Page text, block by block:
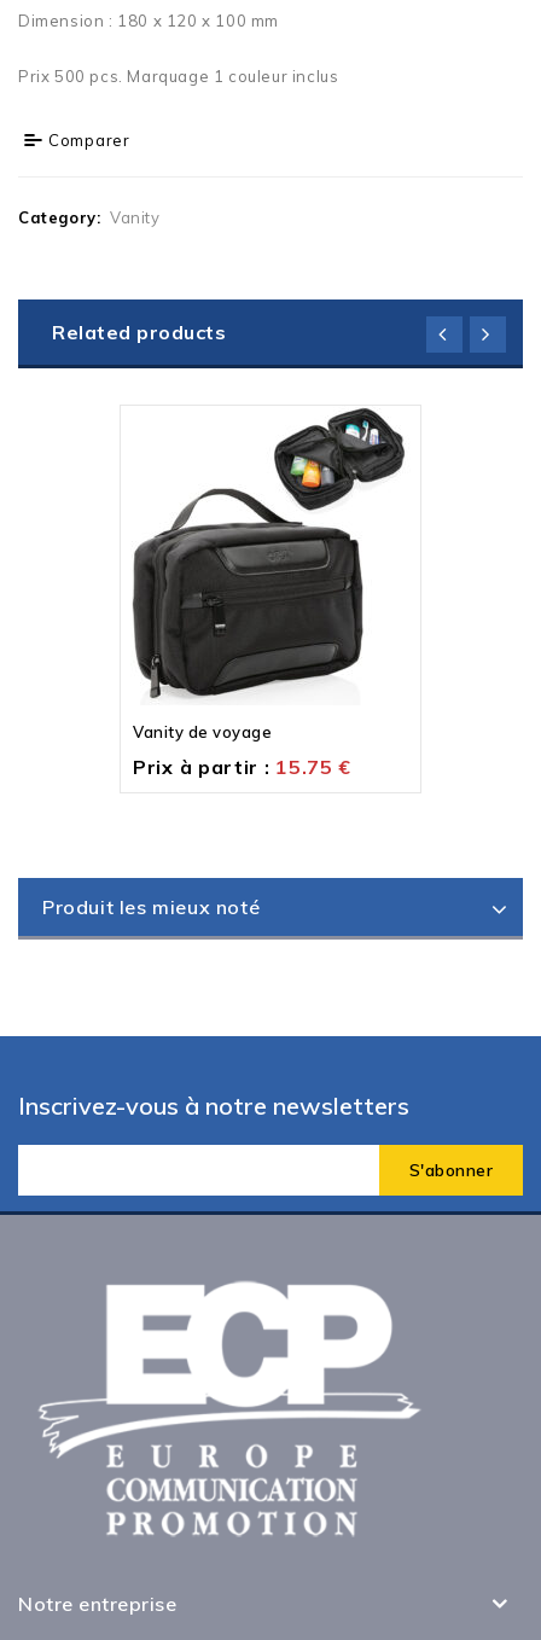
Dimension : 180 x 120 x 100 mm
Prix 500 pcs. Marquage 1 couleur inclus
Comparer
Category: Vanity
Related products
Vanity de voyage
Prix à partir : 15.75€
Produit les mieux noté
Inscrivez-vous à notre newsletters
Notre entreprise